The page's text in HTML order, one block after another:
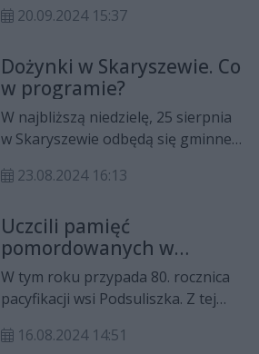
Ochotnicze Straże Pożarne, a także
wymienić doświadczenia, a także
zdobyć informacje np. na temat
dofinansowań na dalsze działania i
rozwój.
20.09.2024 15:37
Dożynki w Skaryszewie. Co
w programie?
W najbliższą niedzielę, 25 sierpnia
w Skaryszewie odbędą się gminne
dobrą zabawę gości zadba zespół
23.08.2024 16:13
Uczcili pamięć
pomordowanych w
Podsuliszce
W tym roku przypada 80. rocznica
pacyfikacji wsi Podsuliszka. Z tej
zaproszeni goście oddali hołd
16.08.2024 14:51